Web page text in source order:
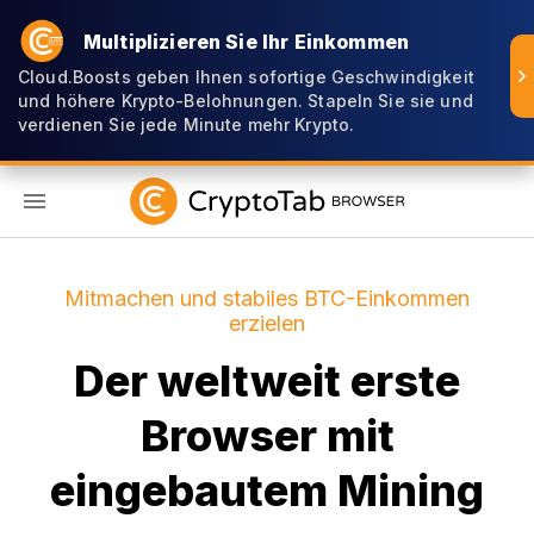
Multiplizieren Sie Ihr Einkommen
Cloud.Boosts geben Ihnen sofortige Geschwindigkeit
und höhere Krypto-Belohnungen. Stapeln Sie sie und
verdienen Sie jede Minute mehr Krypto.
Mitmachen und stabiles BTC-Einkommen
erzielen
Der weltweit erste
Browser mit
eingebautem Mining